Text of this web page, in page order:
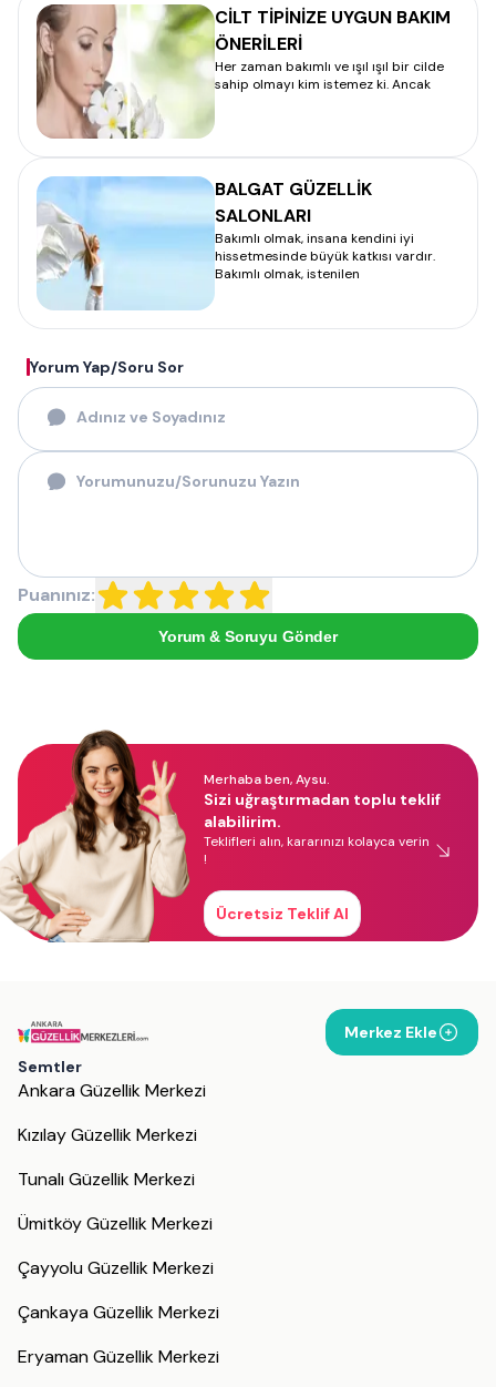
CİLT TİPİNİZE UYGUN BAKIM
ÖNERİLERİ
Her zaman bakımlı ve ışıl ışıl bir cilde
sahip olmayı kim istemez ki. Ancak
BALGAT GÜZELLİK
SALONLARI
Bakımlı olmak, insana kendini iyi
hissetmesinde büyük katkısı vardır.
Bakımlı olmak, istenilen
Yorum Yap/Soru Sor
Puanınız:
Yorum & Soruyu Gönder
Merhaba ben, Aysu.
Sizi uğraştırmadan toplu teklif
alabilirim.
Teklifleri alın, kararınızı kolayca verin
!
Ücretsiz Teklif Al
Merkez Ekle
Semtler
Ankara Güzellik Merkezi
Kızılay Güzellik Merkezi
Tunalı Güzellik Merkezi
Ümitköy Güzellik Merkezi
Çayyolu Güzellik Merkezi
Çankaya Güzellik Merkezi
Eryaman Güzellik Merkezi